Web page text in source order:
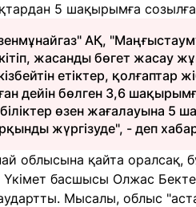
5 шақырымға
АҚ,
жасанды бөгет жасау
етіктер,
дейін бөлген 3,6
өзен жағалауына 5
жүргізуде", - деп
облысына қайта оралсақ,
Үкімет басшысы Олжас
Мысалы, облыс